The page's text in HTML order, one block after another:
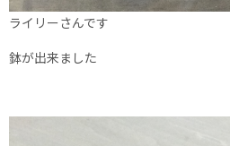
ライリーさんです
鉢が出来ました